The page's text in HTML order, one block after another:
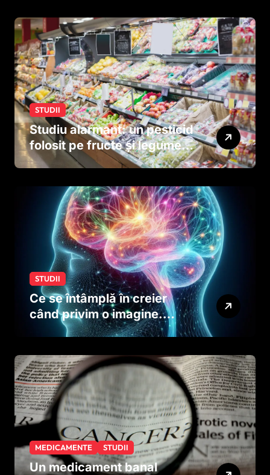
STUDII
Studiu alarmant: un pesticid
folosit pe fructe și legume
ar putea afecta dezvoltarea
dinainte de naștere
STUDII
Ce se întâmplă în creier
când privim o imagine.
Studiul care explică rolul
MEDICAMENTE STUDII
Un medicament banal